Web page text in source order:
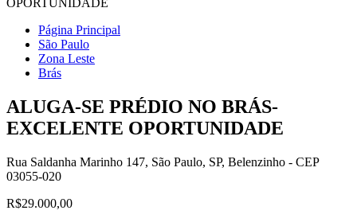
Página Principal
São Paulo
Zona Leste
Brás
ALUGA-SE PRÉDIO NO BRÁS-
EXCELENTE OPORTUNIDADE
Rua Saldanha Marinho 147, São Paulo, SP, Belenzinho - CEP
03055-020
R$29.000,00